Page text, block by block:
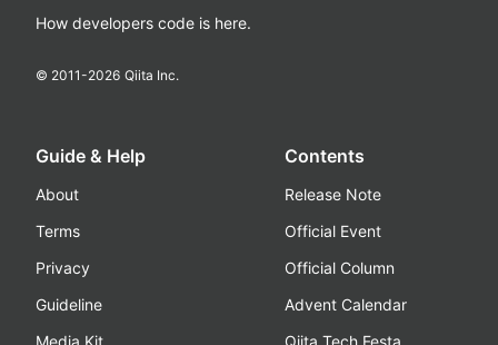
How developers code is here.
© 2011-2026 Qiita Inc.
Guide & Help
About
Terms
Privacy
Guideline
Media Kit
Contents
Release Note
Official Event
Official Column
Advent Calendar
Qiita Tech Festa